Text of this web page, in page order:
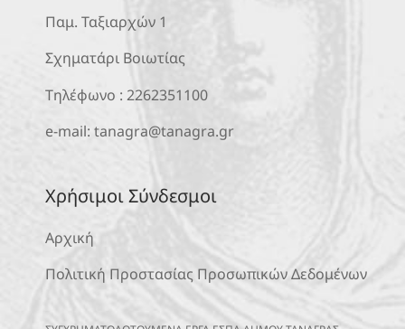
Παμ. Ταξιαρχών 1
Σχηματάρι Βοιωτίας
Τηλέφωνο : 2262351100
e-mail: tanagra@tanagra.gr
Χρήσιμοι Σύνδεσμοι
Αρχική
Πολιτική Προστασίας Προσωπικών Δεδομένων